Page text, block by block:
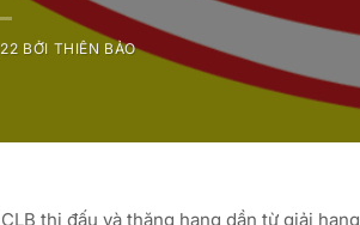
BỞI THIÊN BẢO
thi đấu và thăng hạng dần từ giải hạng